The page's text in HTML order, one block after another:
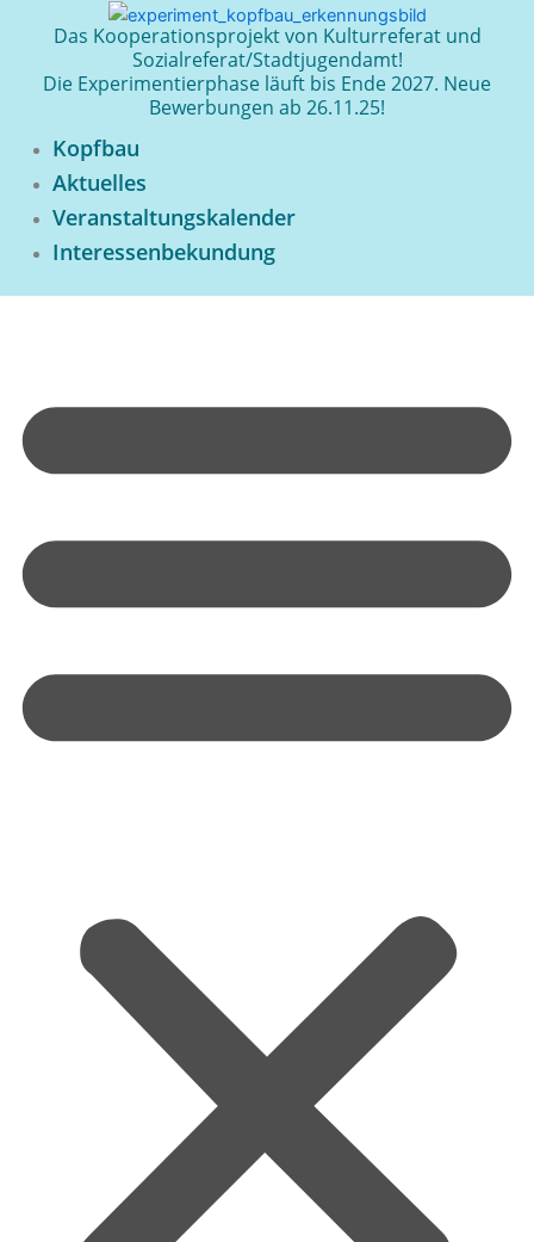
Das Kooperationsprojekt von Kulturreferat und
Sozialreferat/Stadtjugendamt!
Die Experimentierphase läuft bis Ende 2027. Neue
Bewerbungen ab 26.11.25!
Kopfbau
Aktuelles
Veranstaltungskalender
Interessenbekundung